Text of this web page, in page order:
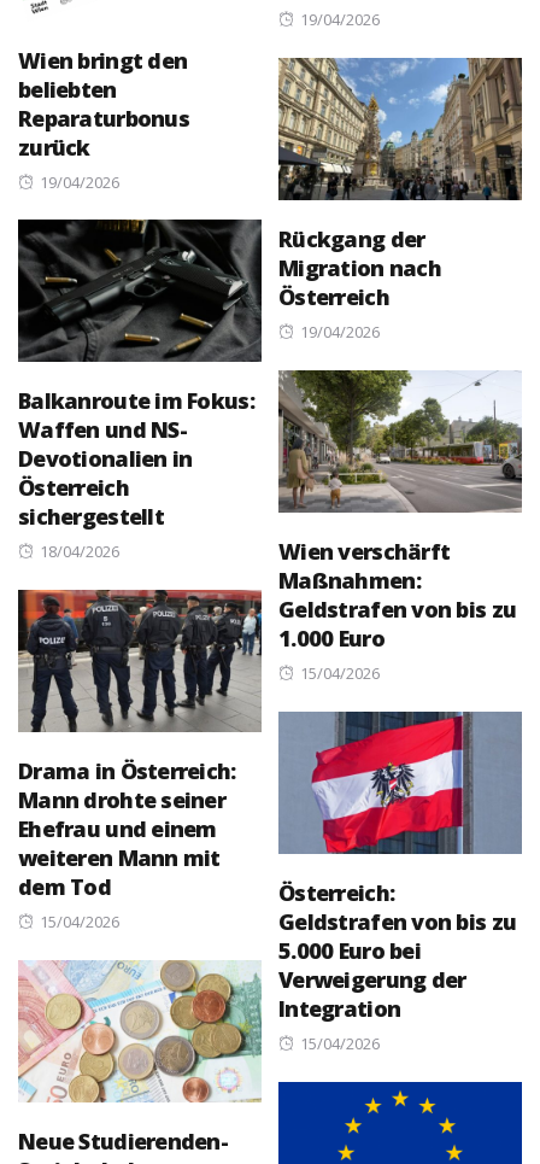
Posted
19/04/2026
Wien bringt den
beliebten
Reparaturbonus
zurück
Posted
19/04/2026
Rückgang der
Migration nach
Österreich
Posted
19/04/2026
Balkanroute im Fokus:
Waffen und NS-
Devotionalien in
Österreich
sichergestellt
Posted
18/04/2026
Wien verschärft
Maßnahmen:
Geldstrafen von bis zu
1.000 Euro
Posted
15/04/2026
Drama in Österreich:
Mann drohte seiner
Ehefrau und einem
weiteren Mann mit
dem Tod
Posted
15/04/2026
Österreich:
Geldstrafen von bis zu
5.000 Euro bei
Verweigerung der
Integration
Posted
15/04/2026
Neue Studierenden-